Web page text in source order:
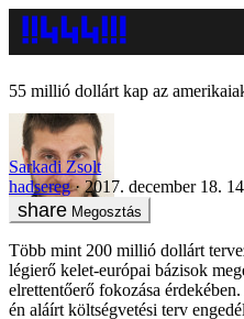
55 millió dollárt kap az
Sarkadi Zsolt
hadsereg
2017. december 18.
Megosztás
Több mint 200 millió dollárt
légierő kelet-európai bázisok
elrettentőerő fokozása
én aláírt költségvetési terv